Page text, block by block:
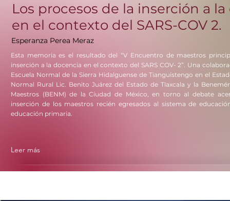
Los procesos de la inserción a
en el contexto del SARS-COV 2.
Esperanza Perea Meraz
Esta memoria es el resultado del “V Encuentro de maestros
inserción a la docencia en el contexto del SARS COV- 2”. Una
Escuela Normal de la Sierra Hidalguense de Tianguistengo en el
Normal Rural Lic. Benito Juárez del Estado de Tlaxcala y la
Maestros (BENM) de la Ciudad de México, en torno al debate
inserción de los maestros recién egresados al sistema de
educación primaria.
Leer más